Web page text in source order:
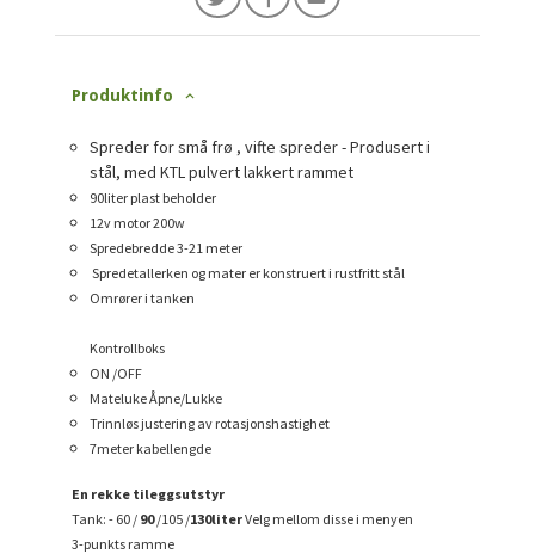
Produktinfo
Spreder for små frø , vifte spreder - Produsert i
stål, med KTL pulvert lakkert rammet
90liter plast beholder
12v motor 200w
Spredebredde 3-21 meter
Spredetallerken og mater er konstruert i rustfritt stål
Omrører i tanken
Kontrollboks
ON /OFF
Mateluke Åpne/Lukke
Trinnløs justering av rotasjonshastighet
7meter kabellengde
En rekke tileggsutstyr
Tank: - 60 / 90/105 /130literVelg mellom disse i menyen
3-punkts ramme